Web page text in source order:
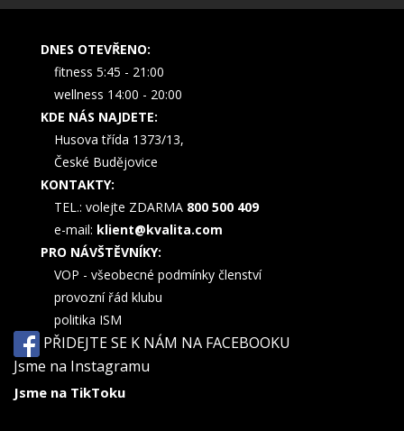
DNES OTEVŘENO:
fitness 5:45 - 21:00
wellness 14:00 - 20:00
KDE NÁS NAJDETE:
Husova třída 1373/13,
České Budějovice
KONTAKTY:
TEL.: volejte ZDARMA 800 500 409
e-mail: klient@kvalita.com
PRO NÁVŠTĚVNÍKY:
VOP - všeobecné podmínky členství
provozní řád klubu
politika ISM
PŘIDEJTE SE K NÁM NA FACEBOOKU
Jsme na Instagramu
Jsme na TikToku